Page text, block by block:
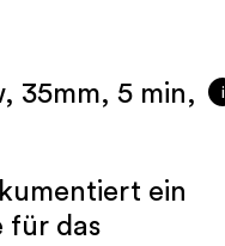
i
35mm, 5 min,
ein
für das